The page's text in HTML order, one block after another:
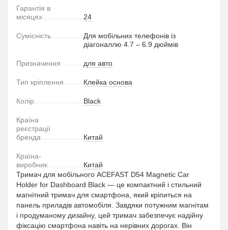
Гарантія в
місяцях
24
Сумісність
Для мобільних телефонів із
діагоналлю 4.7 – 6.9 дюймів
Призначення для авто
Тип кріплення Клейка основа
Колір Black
Країна
реєстрації
бренда
Китай
Країна-
виробник
Китай
Тримач для мобільного ACEFAST D54 Magnetic Car
Holder for Dashboard Black — це компактний і стильний
магнітний тримач для смартфона, який кріпиться на
панель приладів автомобіля. Завдяки потужним магнітам
і продуманому дизайну, цей тримач забезпечує надійну
фіксацію смартфона навіть на нерівних дорогах. Він